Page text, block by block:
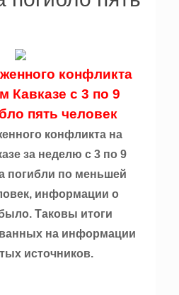
конфликта
Кавказе с 3 по 9
пять человек
конфликта на
за неделю с 3 по 9
погибли по меньшей
информации о
Таковы итоги
на информации
источников.